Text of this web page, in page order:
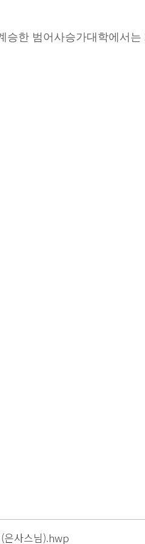
한 범어사승가대학에서는
은사스님).hwp